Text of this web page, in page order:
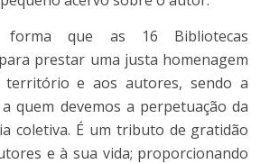
que as 16 Bibliotecas
prestar uma justa homenagem
e aos autores, sendo a
quem devemos a perpetuação da
coletiva. É um tributo de gratidão
e à sua vida; proporcionando